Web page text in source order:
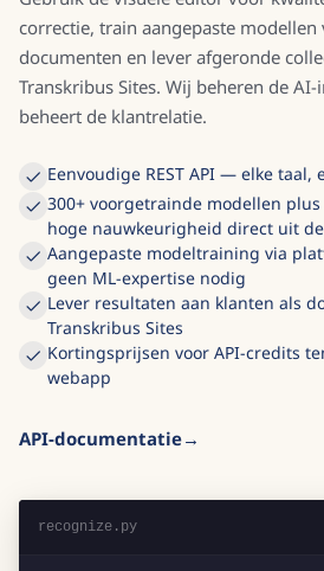
correctie, train aangepaste
documenten en lever afgeronde
Transkribus Sites. Wij beheren de
beheert de klantrelatie.
Eenvoudige REST API — elke taal,
300+ voorgetrainde modellen
hoge nauwkeurigheid direct uit
Aangepaste modeltraining via
geen ML-expertise nodig
Lever resultaten aan klanten als
Transkribus Sites
Kortingsprijs­en voor API-credits
webapp
API-documentatie
recognize.py